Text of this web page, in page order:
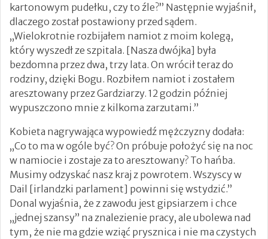
kartonowym pudełku, czy to źle?” Następnie wyjaśnił,
dlaczego został postawiony przed sądem.
„Wielokrotnie rozbijałem namiot z moim kolegą,
który wyszedł ze szpitala. [Nasza dwójka] była
bezdomna przez dwa, trzy lata. On wrócił teraz do
rodziny, dzięki Bogu. Rozbiłem namiot i zostałem
aresztowany przez Gardziarzy. 12 godzin później
wypuszczono mnie z kilkoma zarzutami.”
Kobieta nagrywająca wypowiedź mężczyzny dodała:
„Co to ma w ogóle być? On próbuje położyć się na noc
w namiocie i zostaje za to aresztowany? To hańba.
Musimy odzyskać nasz kraj z powrotem. Wszyscy w
Dail [irlandzki parlament] powinni się wstydzić.”
Donal wyjaśnia, że ​​z zawodu jest gipsiarzem i chce
„jednej szansy” na znalezienie pracy, ale ubolewa nad
tym, że nie ma gdzie wziąć prysznica i nie ma czystych